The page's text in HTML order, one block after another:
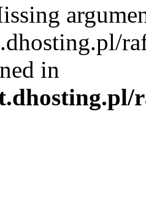
in